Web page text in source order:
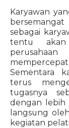
Karyawan
sebagai
tentu akan
Sementara
terus
tugasnya
dengan lebih
langsung
kegiatan